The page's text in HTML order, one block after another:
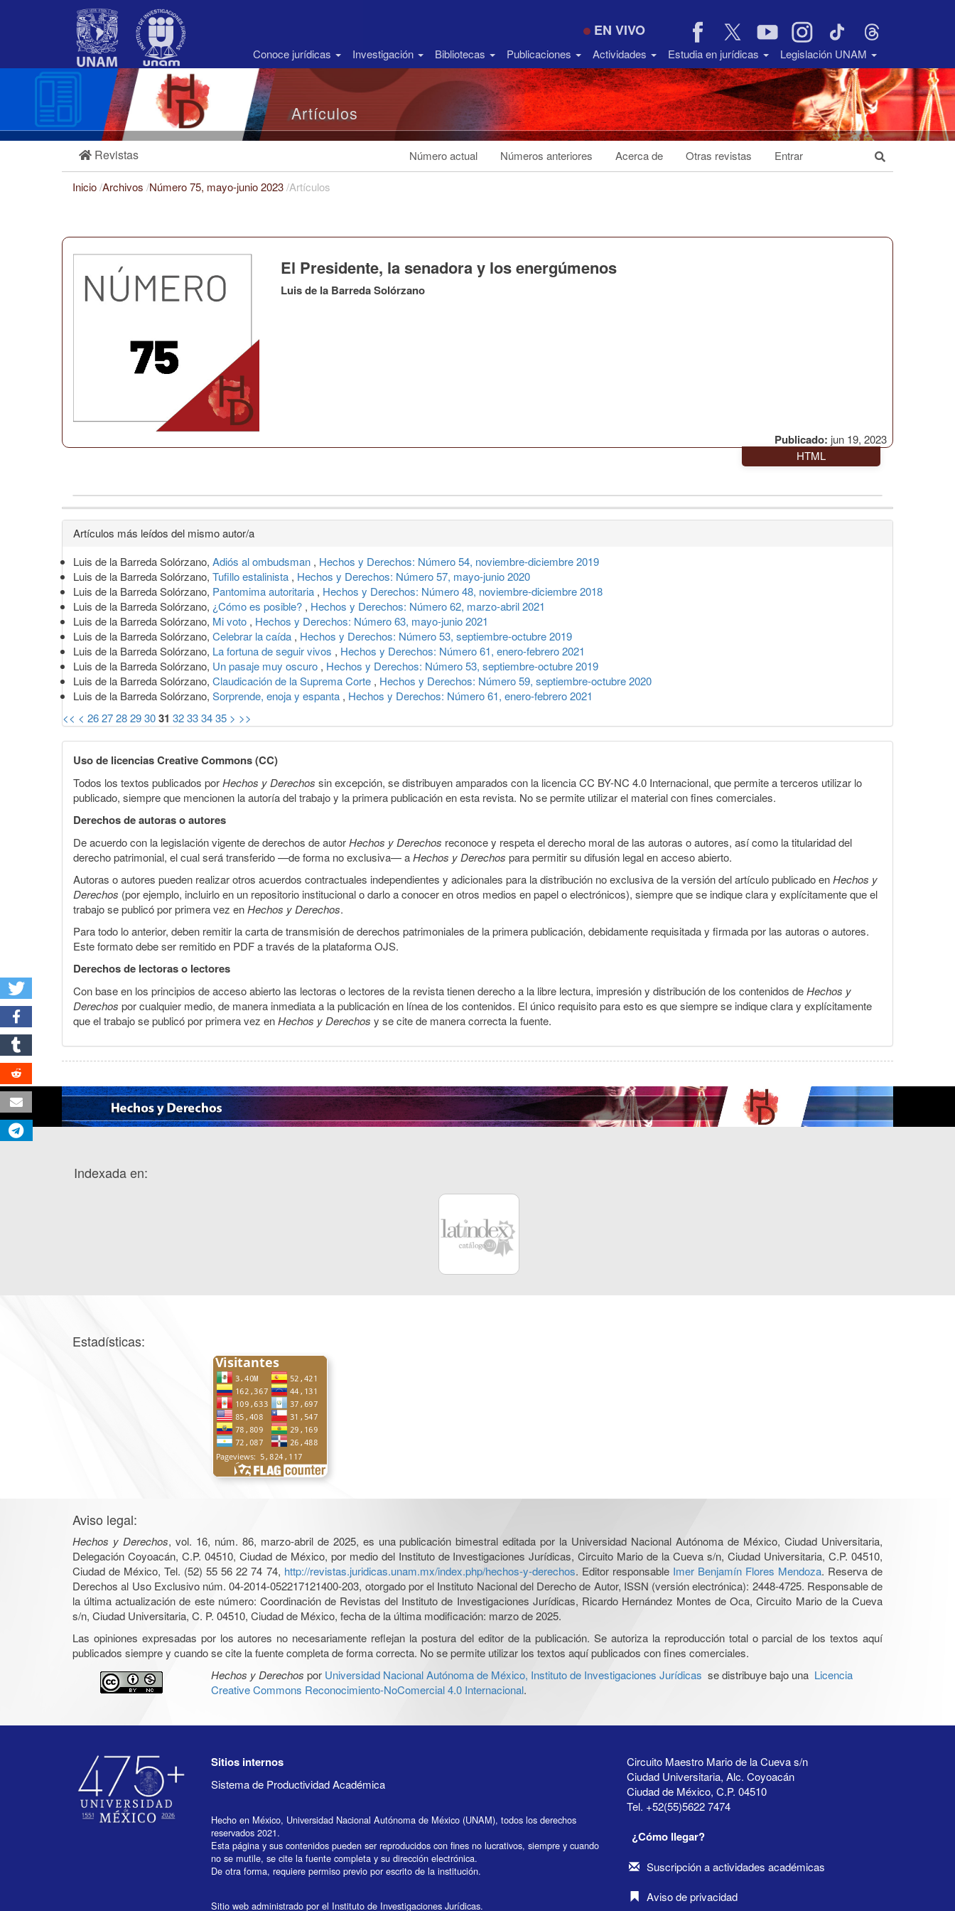
Barra
EN VIVO
Conoce jurídicas Investigación Bibliotecas Publicaciones Actividades Estudia en jurídicas Legislación UNAM
Artículos
Revistas Número actual Números anteriores Acerca de Otras revistas Entrar
Inicio/Archivos /Número 75, mayo-junio 2023/Artículos
Publicado: jun 19, 2023
El Presidente, la senadora y los energúmenos
Luis de la Barreda Solórzano
HTML
Detalles
del
artículo
Artículos más leídos del mismo autor/a
Luis de la Barreda Solórzano, Adiós al ombudsman , Hechos y Derechos: Número 54, noviembre-diciembre 2019
Luis de la Barreda Solórzano, Tufillo estalinista , Hechos y Derechos: Número 57, mayo-junio 2020
Luis de la Barreda Solórzano, Pantomima autoritaria , Hechos y Derechos: Número 48, noviembre-diciembre 2018
Luis de la Barreda Solórzano, ¿Cómo es posible? , Hechos y Derechos: Número 62, marzo-abril 2021
Luis de la Barreda Solórzano, Mi voto , Hechos y Derechos: Número 63, mayo-junio 2021
Luis de la Barreda Solórzano, Celebrar la caída , Hechos y Derechos: Número 53, septiembre-octubre 2019
Luis de la Barreda Solórzano, La fortuna de seguir vivos , Hechos y Derechos: Número 61, enero-febrero 2021
Luis de la Barreda Solórzano, Un pasaje muy oscuro , Hechos y Derechos: Número 53, septiembre-octubre 2019
Luis de la Barreda Solórzano, Claudicación de la Suprema Corte , Hechos y Derechos: Número 59, septiembre-octubre 2020
Luis de la Barreda Solórzano, Sorprende, enoja y espanta , Hechos y Derechos: Número 61, enero-febrero 2021
<< < 262728293031 32333435 > >>
Uso de licencias Creative Commons (CC)
Todos los textos publicados porHechos y Derechos sin excepción, se distribuyen amparados con la licencia CC BY-NC 4.0 Internacional, que permite a terceros utilizar lo
publicado, siempre que mencionen la autoría del trabajo y la primera publicación en esta revista. No se permite utilizar el material con fines comerciales.
Derechos de autoras o autores
De acuerdo con la legislación vigente de derechos de autorHechos y Derechos reconoce y respeta el derecho moral de las autoras o autores, así como la titularidad del
derecho patrimonial, el cual será transferido —de forma no exclusiva— aHechos y Derechos para permitir su difusión legal en acceso abierto.
Autoras o autores pueden realizar otros acuerdos contractuales independientes y adicionales para la distribución no exclusiva de la versión del artículo publicado enHechos y
Derechos (por ejemplo, incluirlo en un repositorio institucional o darlo a conocer en otros medios en papel o electrónicos), siempre que se indique clara y explícitamente que el
trabajo se publicó por primera vez enHechos y Derechos.
Para todo lo anterior, deben remitir la carta de transmisión de derechos patrimoniales de la primera publicación, debidamente requisitada y firmada por las autoras o autores.
Este formato debe ser remitido en PDF a través de la plataforma OJS.
Derechos de lectoras o lectores
Con base en los principios de acceso abierto las lectoras o lectores de la revista tienen derecho a la libre lectura, impresión y distribución de los contenidos deHechos y
Derechos por cualquier medio, de manera inmediata a la publicación en línea de los contenidos. El único requisito para esto es que siempre se indique clara y explícitamente
que el trabajo se publicó por primera vez enHechos y Derechos y se cite de manera correcta la fuente.
Indexada en:
Estadísticas:
Aviso legal:
Hechos y Derechos, vol. 16, núm. 86, marzo-abril de 2025, es una publicación bimestral editada por la Universidad Nacional Autónoma de México, Ciudad Universitaria,
Delegación Coyoacán, C.P. 04510, Ciudad de México, por medio del Instituto de Investigaciones Jurídicas, Circuito Mario de la Cueva s/n, Ciudad Universitaria, C.P. 04510,
Ciudad de México, Tel. (52) 55 56 22 74 74, http://revistas.juridicas.unam.mx/index.php/hechos-y-derechos. Editor responsable Imer Benjamín Flores Mendoza. Reserva de
Derechos al Uso Exclusivo núm. 04-2014-052217121400-203, otorgado por el Instituto Nacional del Derecho de Autor, ISSN (versión electrónica): 2448-4725. Responsable de
la última actualización de este número: Coordinación de Revistas del Instituto de Investigaciones Jurídicas, Ricardo Hernández Montes de Oca, Circuito Mario de la Cueva
s/n, Ciudad Universitaria, C. P. 04510, Ciudad de México, fecha de la última modificación: marzo de 2025.
Las opiniones expresadas por los autores no necesariamente reflejan la postura del editor de la publicación. Se autoriza la reproducción total o parcial de los textos aquí
publicados siempre y cuando se cite la fuente completa de forma correcta. No se permite utilizar los textos aquí publicados con fines comerciales.
Hechos y Derechos por Universidad Nacional Autónoma de México, Instituto de Investigaciones Jurídicas se distribuye bajo una Licencia
Creative Commons Reconocimiento-NoComercial 4.0 Internacional.
Sitios internos
Sistema de Productividad Académica
Hecho en México, Universidad Nacional Autónoma de México (UNAM), todos los derechos
reservados 2021.
Esta página y sus contenidos pueden ser reproducidos con fines no lucrativos, siempre y cuando
no se mutile, se cite la fuente completa y su dirección electrónica.
De otra forma, requiere permiso previo por escrito de la institución.
Sitio web administrado por el Instituto de Investigaciones Jurídicas.
Circuito Maestro Mario de la Cueva s/n
Ciudad Universitaria, Alc. Coyoacán
Ciudad de México, C.P. 04510
Tel. +52(55)5622 7474
¿Cómo llegar?
Suscripción a actividades académicas
Aviso de privacidad